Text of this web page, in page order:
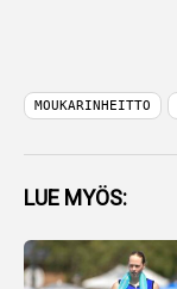
MOUKARINHEITTO
LUE MYÖS: